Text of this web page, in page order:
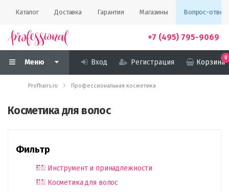
Каталог Доставка Гарантия Магазины Вопрос-ответ
+7 (495) 795-9069
Меню Вход Регистрация Корзина
0
Profhairs.ru Профессиональная косметика
Косметика для волос
Фильтр
Инструмент и принадлежности
Косметика для волос